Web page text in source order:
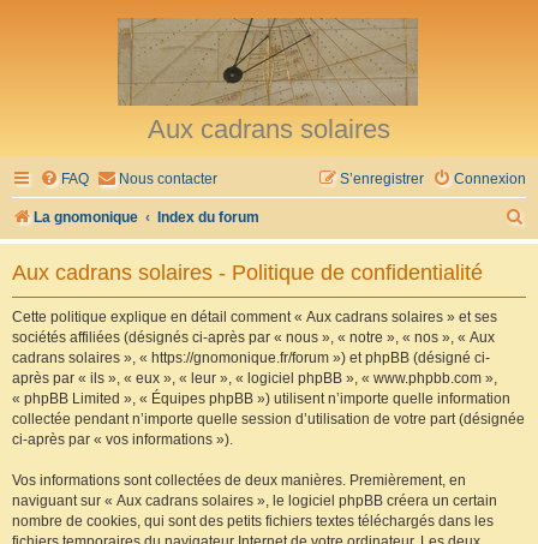
Aux cadrans solaires
FAQ Nous contacter Connexion
S’enregistrer
La gnomonique Index du forum
e
Aux cadrans solaires - Politique de confidentialité
Cette politique explique en détail comment « Aux cadrans solaires » et ses
sociétés affiliées (désignés ci-après par « nous », « notre », « nos », « Aux
cadrans solaires », « https://gnomonique.fr/forum ») et phpBB (désigné ci-
après par « ils », « eux », « leur », « logiciel phpBB », « www.phpbb.com »,
« phpBB Limited », « Équipes phpBB ») utilisent n’importe quelle information
collectée pendant n’importe quelle session d’utilisation de votre part (désignée
ci-après par « vos informations »).
Vos informations sont collectées de deux manières. Premièrement, en
naviguant sur « Aux cadrans solaires », le logiciel phpBB créera un certain
nombre de cookies, qui sont des petits fichiers textes téléchargés dans les